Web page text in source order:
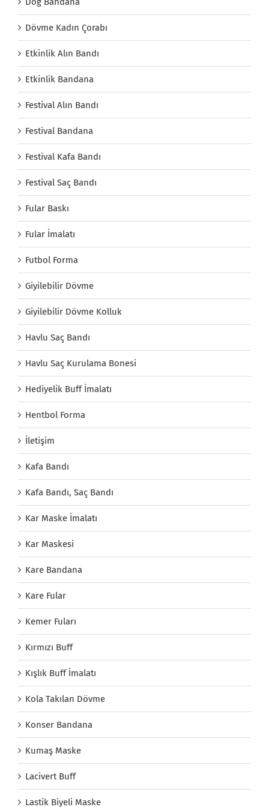
Dövme Kadın Çorabı
Etkinlik Alın Bandı
Etkinlik Bandana
Festival Alın Bandı
Festival Bandana
Festival Kafa Bandı
Festival Saç Bandı
Fular Baskı
Fular İmalatı
Futbol Forma
Giyilebilir Dövme
Giyilebilir Dövme Kolluk
Havlu Saç Bandı
Havlu Saç Kurulama Bonesi
Hediyelik Buff İmalatı
Hentbol Forma
İletişim
Kafa Bandı
Kafa Bandı, Saç Bandı
Kar Maske İmalatı
Kar Maskesi
Kare Bandana
Kare Fular
Kemer Fuları
Kırmızı Buff
Kışlık Buff İmalatı
Kola Takılan Dövme
Konser Bandana
Kumaş Maske
Lacivert Buff
Lastik Biyeli Maske